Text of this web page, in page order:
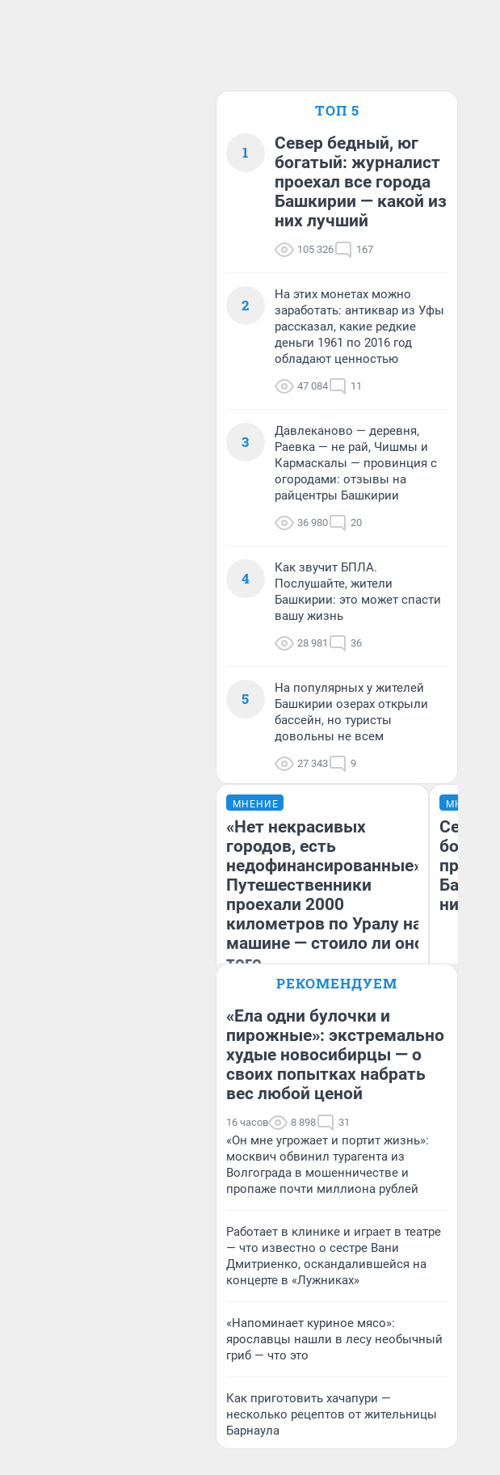
ТОП 5
1
Север бедный, юг
богатый: журналист
проехал все города
Башкирии — какой из
них лучший
105 326 167
2
На этих монетах можно
заработать: антиквар из Уфы
рассказал, какие редкие
деньги 1961 по 2016 год
обладают ценностью
47 084 11
3
Давлеканово — деревня,
Раевка — не рай, Чишмы и
Кармаскалы — провинция с
огородами: отзывы на
райцентры Башкирии
36 980 20
4
Как звучит БПЛА.
Послушайте, жители
Башкирии: это может спасти
вашу жизнь
28 981 36
5
На популярных у жителей
Башкирии озерах открыли
бассейн, но туристы
довольны не всем
27 343 9
МНЕНИЕ
«Нет некрасивых
городов, есть
недофинансированные».
Путешественники
проехали 2000
километров по Уралу на
машине — стоило ли оно
того
Екатерина Литкевич
МНЕНИЕ
Север
них
РЕКОМЕНДУЕМ
«Ела одни булочки и
пирожные»: экстремально
худые новосибирцы — о
своих попытках набрать
вес любой ценой
16 часов 8 898 31
«Он мне угрожает и портит жизнь»:
москвич обвинил турагента из
Волгограда в мошенничестве и
пропаже почти миллиона рублей
Работает в клинике и играет в театре
— что известно о сестре Вани
Дмитриенко, оскандалившейся на
концерте в «Лужниках»
«Напоминает куриное мясо»:
ярославцы нашли в лесу необычный
гриб — что это
Как приготовить хачапури —
несколько рецептов от жительницы
Барнаула